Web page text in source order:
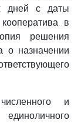
дней с даты
в
решения
о назначении
и